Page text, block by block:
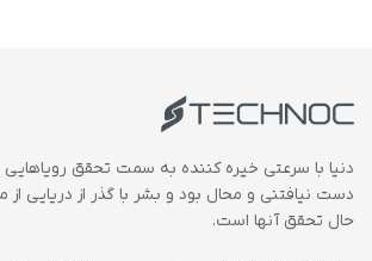
دنیا با سرعتی خیره کننده به سمت تحقق رویاهایی
دست نیافتنی و محال بود و بشر با گذر از دریایی
حال تحقق آنها است.